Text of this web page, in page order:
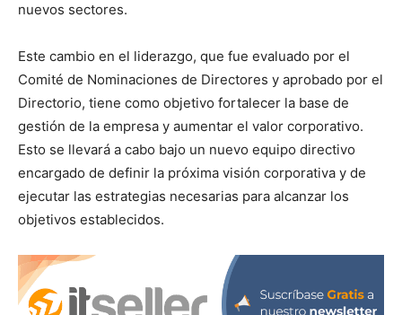
nuevos sectores.
Este cambio en el liderazgo, que fue evaluado por el
Comité de Nominaciones de Directores y aprobado por el
Directorio, tiene como objetivo fortalecer la base de
gestión de la empresa y aumentar el valor corporativo.
Esto se llevará a cabo bajo un nuevo equipo directivo
encargado de definir la próxima visión corporativa y de
ejecutar las estrategias necesarias para alcanzar los
objetivos establecidos.